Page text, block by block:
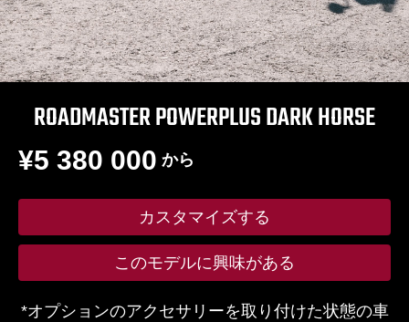
ROADMASTER POWERPLUS DARK HORSE
から
¥5 380 000
カスタマイズする
このモデルに興味がある
*オプションのアクセサリーを取り付けた状態の車